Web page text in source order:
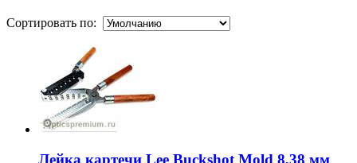
Сортировать по:
Лейка картечи Lee Buckshot Mold 8,38 мм